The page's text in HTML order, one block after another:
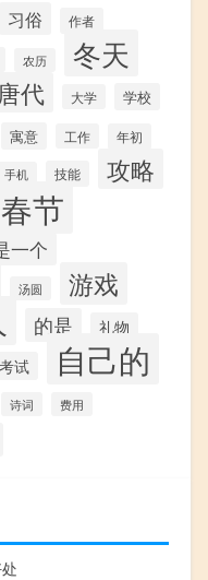
习俗 作者
农历 冬天
唐代 大学 学校
寓意 工作 年初
手机 技能 攻略
春节
一个
汤圆 游戏
的是 礼物
考试 自己的
诗词 费用